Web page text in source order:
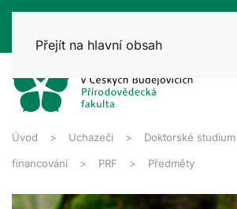
Přejít na hlavní obsah
Úvod Uchazeči Doktorské studium
financování PRF Předměty